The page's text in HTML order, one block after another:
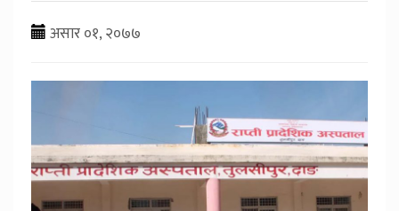
असार ०१, २०७७